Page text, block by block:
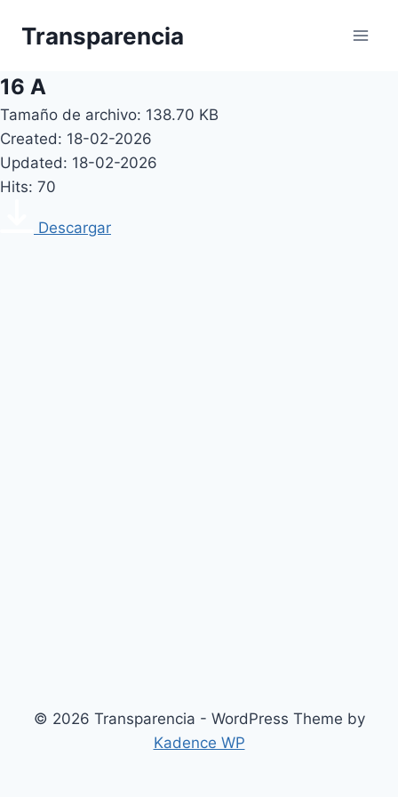
Transparencia
16 A
Tamaño de archivo: 138.70 KB
Created: 18-02-2026
Updated: 18-02-2026
Hits: 70
Descargar
© 2026 Transparencia - WordPress Theme by
Kadence WP